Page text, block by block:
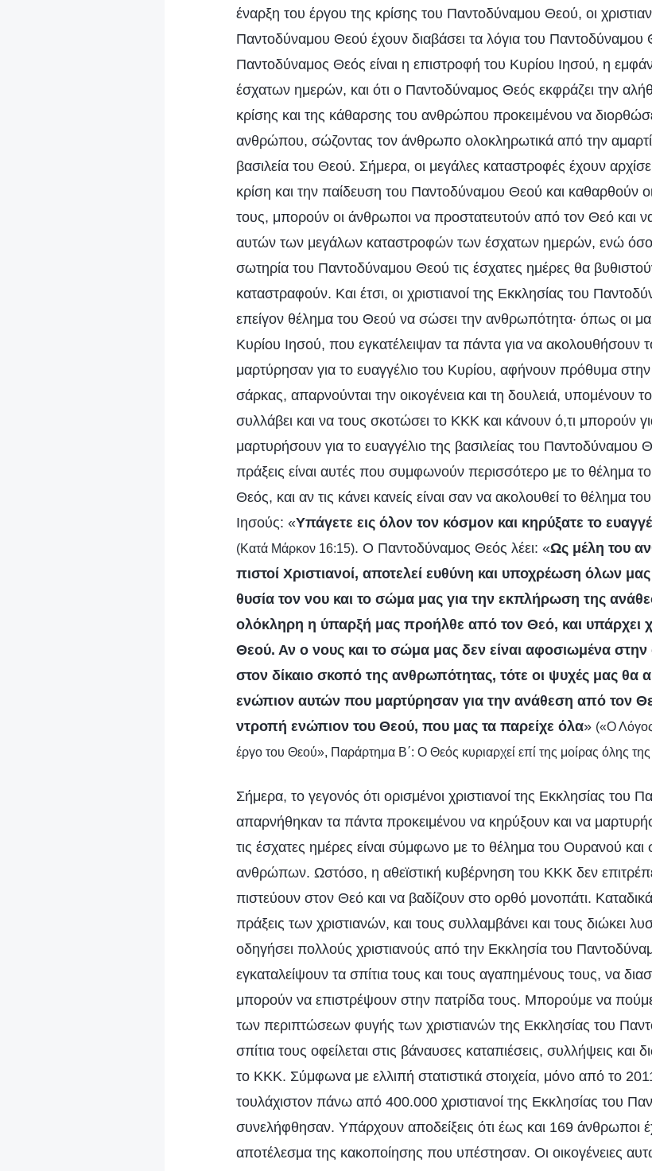
έναρξη του έργου της κρίσης του Παντοδύναμου Θεού, οι
Παντοδύναμου Θεού έχουν διαβάσει τα λόγια του Παντοδύναμου
Παντοδύναμος Θεός είναι η επιστροφή του Κυρίου Ιησού, η
έσχατων ημερών, και ότι ο Παντοδύναμος Θεός εκφράζει την
κρίσης και της κάθαρσης του ανθρώπου προκειμένου να
ανθρώπου, σώζοντας τον άνθρωπο ολοκληρωτικά από την
βασιλεία του Θεού. Σήμερα, οι μεγάλες καταστροφές έχουν
κρίση και την παίδευση του Παντοδύναμου Θεού και καθαρθούν
τους, μπορούν οι άνθρωποι να προστατευτούν από τον Θεό και
αυτών των μεγάλων καταστροφών των έσχατων ημερών, ενώ όσοι
σωτηρία του Παντοδύναμου Θεού τις έσχατες ημέρες θα
καταστραφούν. Και έτσι, οι χριστιανοί της Εκκλησίας του
επείγον θέλημα του Θεού να σώσει την ανθρωπότητα· όπως οι
Κυρίου Ιησού, που εγκατέλειψαν τα πάντα για να ακολουθήσουν
μαρτύρησαν για το ευαγγέλιο του Κυρίου, αφήνουν πρόθυμα στην
σάρκας, απαρνούνται την οικογένεια και τη δουλειά, υπομένουν
συλλάβει και να τους σκοτώσει το ΚΚΚ και κάνουν ό,τι μπορούν
μαρτυρήσουν για το ευαγγέλιο της βασιλείας του Παντοδύναμου
πράξεις είναι αυτές που συμφωνούν περισσότερο με το θέλημα
Θεός, και αν τις κάνει κανείς είναι σαν να ακολουθεί το θέλημα
Ιησούς: «Υπάγετε εις όλον τον κόσμον και κηρύξατε το
(Κατά Μάρκον 16:15). Ο Παντοδύναμος Θεός λέει: «Ως μέλη του
πιστοί Χριστιανοί, αποτελεί ευθύνη και υποχρέωση όλων
θυσία τον νου και το σώμα μας για την εκπλήρωση της
ολόκληρη η ύπαρξή μας προήλθε από τον Θεό, και υπάρχει
Θεού. Αν ο νους και το σώμα μας δεν είναι αφοσιωμένα
στον δίκαιο σκοπό της ανθρωπότητας, τότε οι ψυχές μας θα
ενώπιον αυτών που μαρτύρησαν για την ανάθεση από τον
ντροπή ενώπιον του Θεού, που μας τα παρείχε όλα» («Ο
έργο του Θεού», Παράρτημα Β΄: Ο Θεός κυριαρχεί επί της μοίρας όλης
Σήμερα, το γεγονός ότι ορισμένοι χριστιανοί της Εκκλησίας του
απαρνήθηκαν τα πάντα προκειμένου να κηρύξουν και να
τις έσχατες ημέρες είναι σύμφωνο με το θέλημα του Ουρανού
ανθρώπων. Ωστόσο, η αθεϊστική κυβέρνηση του ΚΚΚ δεν
πιστεύουν στον Θεό και να βαδίζουν στο ορθό μονοπάτι.
πράξεις των χριστιανών, και τους συλλαμβάνει και τους διώκει
οδηγήσει πολλούς χριστιανούς από την Εκκλησία του
εγκαταλείψουν τα σπίτια τους και τους αγαπημένους τους, να
μπορούν να επιστρέψουν στην πατρίδα τους. Μπορούμε να πούμε
των περιπτώσεων φυγής των χριστιανών της Εκκλησίας του
σπίτια τους οφείλεται στις βάναυσες καταπιέσεις, συλλήψεις
το ΚΚΚ. Σύμφωνα με ελλιπή στατιστικά στοιχεία, μόνο από το
τουλάχιστον πάνω από 400.000 χριστιανοί της Εκκλησίας του
συνελήφθησαν. Υπάρχουν αποδείξεις ότι έως και 169 άνθρωποι
αποτέλεσμα της κακοποίησης που υπέστησαν. Οι οικογένειες